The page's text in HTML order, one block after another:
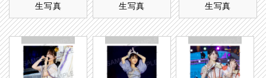
生写真
生写真
生写真